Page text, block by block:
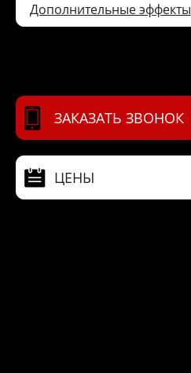
Дополнительные эффекты
ЗАКАЗАТЬ ЗВОНОК
ЦЕНЫ